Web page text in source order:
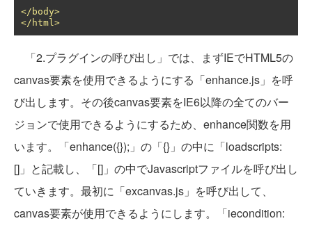
</body>
</html>
「2.プラグインの呼び出し」では、まずIEでHTML5の
canvas要素を使用できるようにする「enhance.js」を呼
び出します。その後canvas要素をIE6以降の全てのバー
ジョンで使用できるようにするため、enhance関数を用
います。「enhance({});」の「{}」の中に「loadscripts:
[]」と記載し、「[]」の中でJavascriptファイルを呼び出し
ていきます。最初に「excanvas.js」を呼び出して、
canvas要素が使用できるようにします。「iecondition: